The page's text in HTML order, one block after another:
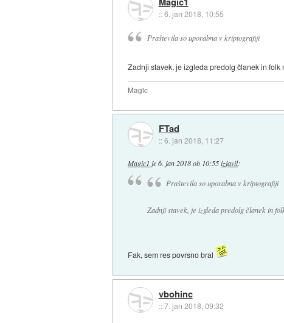
::6. jan 2018, 10:55
Praštevila so uporabna v kriptografiji
Zadnji stavek, je izgleda predolg članek in folk
Magic
FTad
::6. jan 2018, 11:27
Magic1 je6. jan 2018 ob 10:55 izjavil:
Praštevila so uporabna v kriptografiji
Zadnji stavek, je izgleda predolg članek in
Fak, sem res povrsno bral
vbohinc
::7. jan 2018, 09:32